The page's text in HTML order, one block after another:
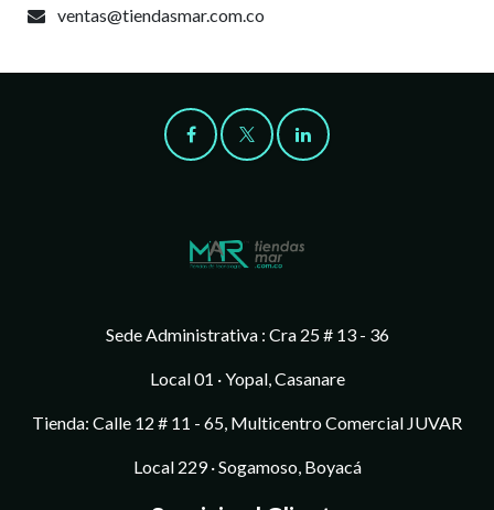
ventas@tiendasmar.com.co
Sede Administrativa : Cra 25 # 13 - 36
Local 01 · Yopal, Casanare
Tienda: Calle 12 # 11 - 65, Multicentro Comercial JUVAR
Local 229 · Sogamoso, Boyacá